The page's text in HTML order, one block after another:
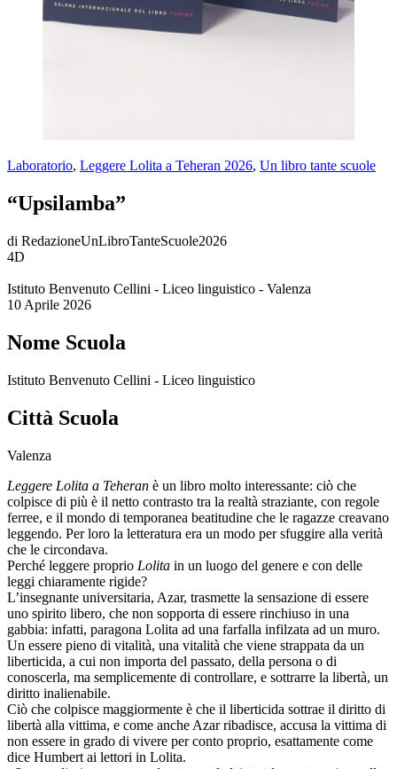
Laboratorio, Leggere Lolita a Teheran 2026, Un libro tante scuole
“Upsilamba”
di RedazioneUnLibroTanteScuole2026
4D
Istituto Benvenuto Cellini - Liceo linguistico - Valenza
10 Aprile 2026
Nome Scuola
Istituto Benvenuto Cellini - Liceo linguistico
Città Scuola
Valenza
Leggere Lolita a Teheran è un libro molto interessante: ciò che
colpisce di più è il netto contrasto tra la realtà straziante, con regole
ferree, e il mondo di temporanea beatitudine che le ragazze creavano
leggendo. Per loro la letteratura era un modo per sfuggire alla verità
che le circondava.
Perché leggere proprio Lolita in un luogo del genere e con delle
leggi chiaramente rigide?
L’insegnante universitaria, Azar, trasmette la sensazione di essere
uno spirito libero, che non sopporta di essere rinchiuso in una
gabbia: infatti, paragona Lolita ad una farfalla infilzata ad un muro.
Un essere pieno di vitalità, una vitalità che viene strappata da un
liberticida, a cui non importa del passato, della persona o di
conoscerla, ma semplicemente di controllare, e sottrarre la libertà, un
diritto inalienabile.
Ciò che colpisce maggiormente è che il liberticida sottrae il diritto di
libertà alla vittima, e come anche Azar ribadisce, accusa la vittima di
non essere in grado di vivere per conto proprio, esattamente come
dice Humbert ai lettori in Lolita.